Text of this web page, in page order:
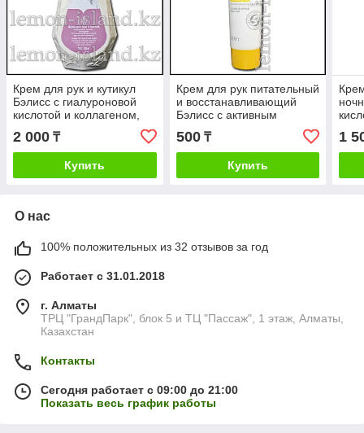
Крем для рук и кутикул
Бэлисс с гиалуроновой
кислотой и коллагеном,
2 000 ₸
Купить
Крем для рук питательный
и восстанавливающий
Бэлисс с активным
золотом.
500₸
Купить
1
О нас
100% положительных из 32 отзывов за год
Работает с 31.01.2018
г. Алматы
ТРЦ "ГрандПарк", блок 5 и ТЦ "Пассаж", 1 этаж, Алматы,
Казахстан
Контакты
Сегодня работает с 09:00 до 21:00
Показать весь график работы